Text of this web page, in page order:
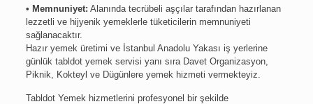
• Memnuniyet: Alanında tecrübeli aşçılar tarafından hazırlanan
lezzetli ve hijyenik yemeklerle tüketicilerin memnuniyeti
sağlanacaktır.
Hazır yemek üretimi ve İstanbul Anadolu Yakası iş yerlerine
günlük tabldot yemek servisi yanı sıra Davet Organizasyon,
Piknik, Kokteyl ve Dügünlere yemek hizmeti vermekteyiz.
Tabldot Yemek hizmetlerini profesyonel bir şekilde